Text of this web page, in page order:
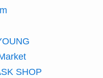
SHOP